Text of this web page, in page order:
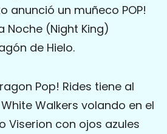
anunció un muñeco POP!
Noche (Night King)
de Hielo.
Pop! Rides tiene al
Walkers volando en el
Viserion con ojos azules